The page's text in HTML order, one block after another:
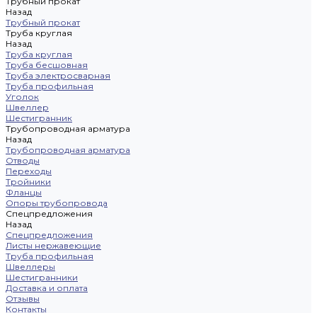
Назад
Трубный прокат
Труба круглая
Назад
Труба круглая
Труба бесшовная
Труба электросварная
Труба профильная
Уголок
Швеллер
Шестигранник
Трубопроводная арматура
Назад
Трубопроводная арматура
Отводы
Переходы
Тройники
Фланцы
Опоры трубопровода
Спецпредложения
Назад
Спецпредложения
Листы нержавеющие
Труба профильная
Швеллеры
Шестигранники
Доставка и оплата
Отзывы
Контакты